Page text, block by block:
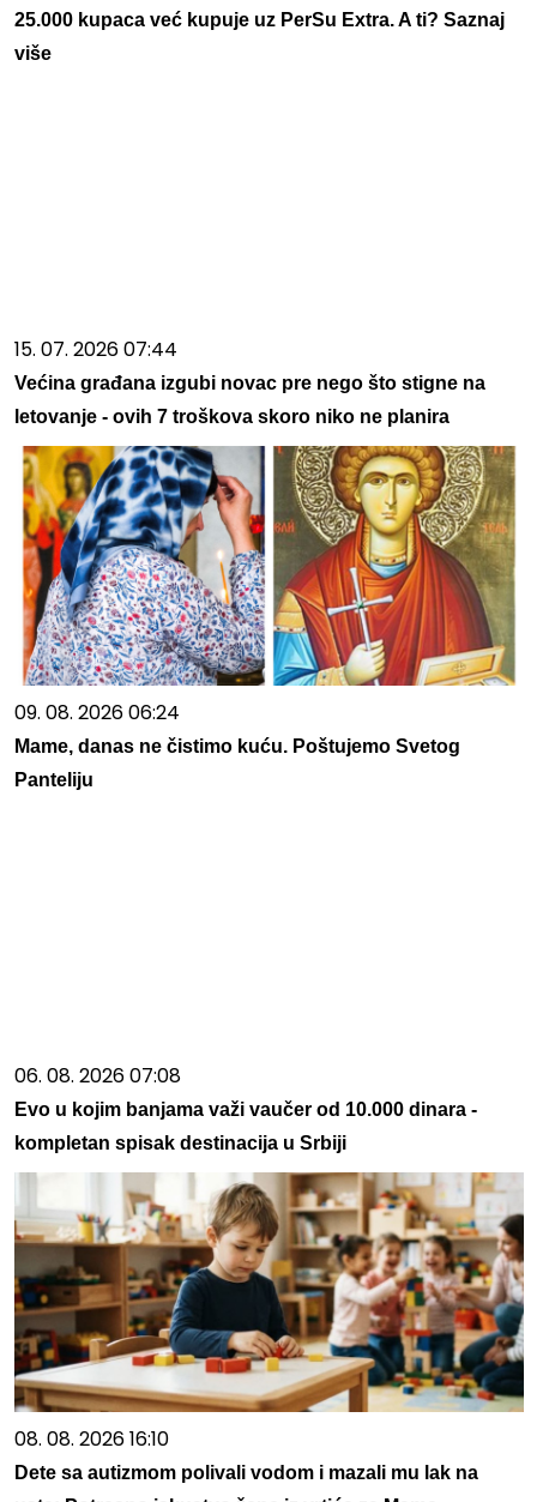
25.000 kupaca već kupuje uz PerSu Extra. A ti? Saznaj
više
15. 07. 2026 07:44
Većina građana izgubi novac pre nego što stigne na
letovanje - ovih 7 troškova skoro niko ne planira
09. 08. 2026 06:24
Mame, danas ne čistimo kuću. Poštujemo Svetog
Panteliju
06. 08. 2026 07:08
Evo u kojim banjama važi vaučer od 10.000 dinara -
kompletan spisak destinacija u Srbiji
08. 08. 2026 16:10
Dete sa autizmom polivali vodom i mazali mu lak na